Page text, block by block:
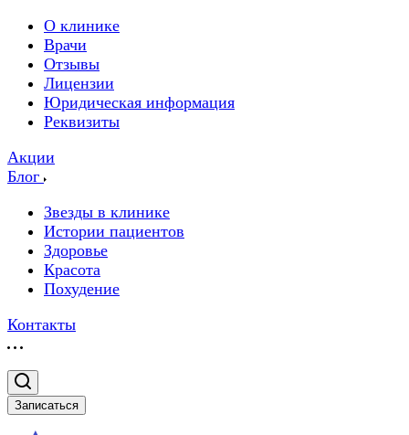
О клинике
Врачи
Отзывы
Лицензии
Юридическая информация
Реквизиты
Акции
Блог
Звезды в клинике
Истории пациентов
Здоровье
Красота
Похудение
Контакты
Записаться